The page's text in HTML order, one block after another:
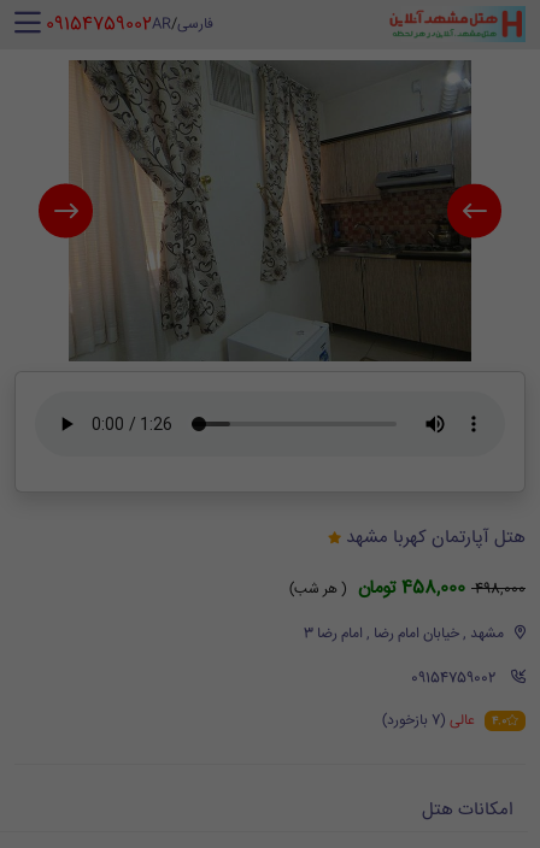
فارسی/
AR
‪ 09154759002
هتل آپارتمان کهربا مشهد
498,000 458,000 تومان
( هر شب)
مشهد , خیابان امام رضا , امام رضا 3
‪ 09154759002
4.0 عالی (7 بازخورد)
امکانات هتل